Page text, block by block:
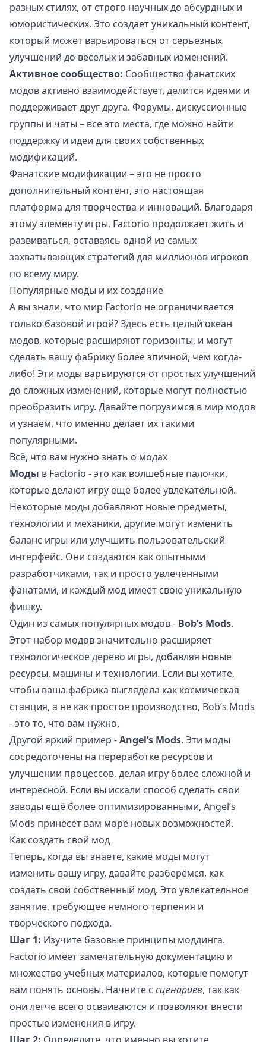
разных стилях, от строго научных до абсурдных и
юмористических. Это создает уникальный контент,
который может варьироваться от серьезных
улучшений до веселых и забавных изменений.
Активное сообщество: Сообщество фанатских
модов активно взаимодействует, делится идеями и
поддерживает друг друга. Форумы, дискуссионные
группы и чаты – все это места, где можно найти
поддержку и идеи для своих собственных
модификаций.
Фанатские модификации – это не просто
дополнительный контент, это настоящая
платформа для творчества и инноваций. Благодаря
этому элементу игры, Factorio продолжает жить и
развиваться, оставаясь одной из самых
захватывающих стратегий для миллионов игроков
по всему миру.
Популярные моды и их создание
А вы знали, что мир Factorio не ограничивается
только базовой игрой? Здесь есть целый океан
модов, которые расширяют горизонты, и могут
сделать вашу фабрику более эпичной, чем когда-
либо! Эти моды варьируются от простых улучшений
до сложных изменений, которые могут полностью
преобразить игру. Давайте погрузимся в мир модов
и узнаем, что именно делает их такими
популярными.
Всё, что вам нужно знать о модах
Моды в Factorio - это как волшебные палочки,
которые делают игру ещё более увлекательной.
Некоторые моды добавляют новые предметы,
технологии и механики, другие могут изменить
баланс игры или улучшить пользовательский
интерфейс. Они создаются как опытными
разработчиками, так и просто увлечёнными
фанатами, и каждый мод имеет свою уникальную
фишку.
Один из самых популярных модов - Bob’s Mods.
Этот набор модов значительно расширяет
технологическое дерево игры, добавляя новые
ресурсы, машины и технологии. Если вы хотите,
чтобы ваша фабрика выглядела как космическая
станция, а не как простое производство, Bob’s Mods
- это то, что вам нужно.
Другой яркий пример -Angel’s Mods. Эти моды
сосредоточены на переработке ресурсов и
улучшении процессов, делая игру более сложной и
интересной. Если вы искали способ сделать свои
заводы ещё более оптимизированными, Angel’s
Mods принесёт вам море новых возможностей.
Как создать свой мод
Теперь, когда вы знаете, какие моды могут
изменить вашу игру, давайте разберёмся, как
создать свой собственный мод. Это увлекательное
занятие, требующее немного терпения и
творческого подхода.
Шаг 1: Изучите базовые принципы моддинга.
Factorio имеет замечательную документацию и
множество учебных материалов, которые помогут
вам понять основы. Начните с сценариев, так как
они легче всего осваиваются и позволяют внести
простые изменения в игру.